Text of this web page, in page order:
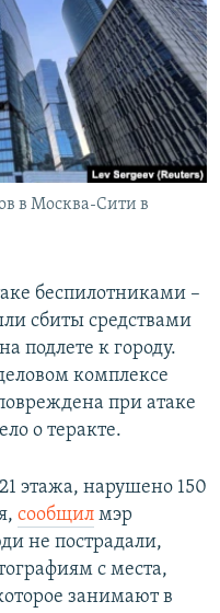
в Москва-Сити в
беспилотниками –
сбиты средствами
подлете к городу.
комплексе
при атаке
о теракте.
этажа, нарушено 150
сообщил мэр
не пострадали,
с места,
занимают в